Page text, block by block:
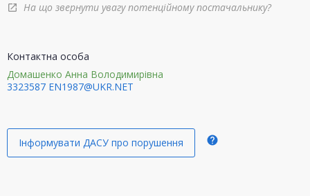
open_in_new На що звернути увагу потенційному постачальнику?
Контактна особа
Домашенко Анна Володимирівна
3323587 EN1987@UKR.NET
Інформувати ДАСУ про порушення help